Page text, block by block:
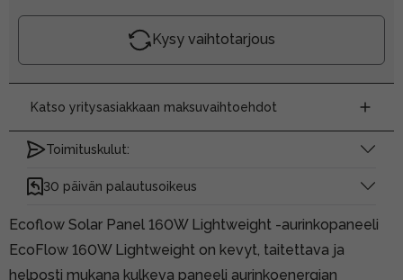
Kysy vaihtotarjous
Katso yritysasiakkaan maksuvaihtoehdot
Toimituskulut:
30 päivän palautusoikeus
Ecoflow Solar Panel 160W Lightweight -aurinkopaneeli
EcoFlow 160W Lightweight on kevyt, taitettava ja
helposti mukana kulkeva paneeli aurinkoenergian